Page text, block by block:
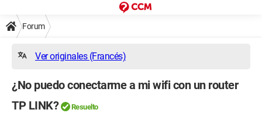
Forum
Ver originales (Francés)
¿No puedo conectarme a mi wifi con un router
TP LINK?
Resuelto